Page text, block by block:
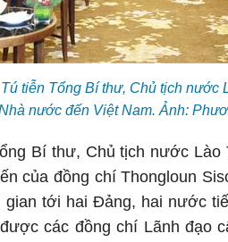
tiễn Tổng Bí thư, Chủ tịch nước
nước đến Việt Nam. Ảnh:
Bí thư, Chủ tịch nước
của đồng chí Thongloun
gian tới hai Đảng, hai nước
các đồng chí Lãnh đạo